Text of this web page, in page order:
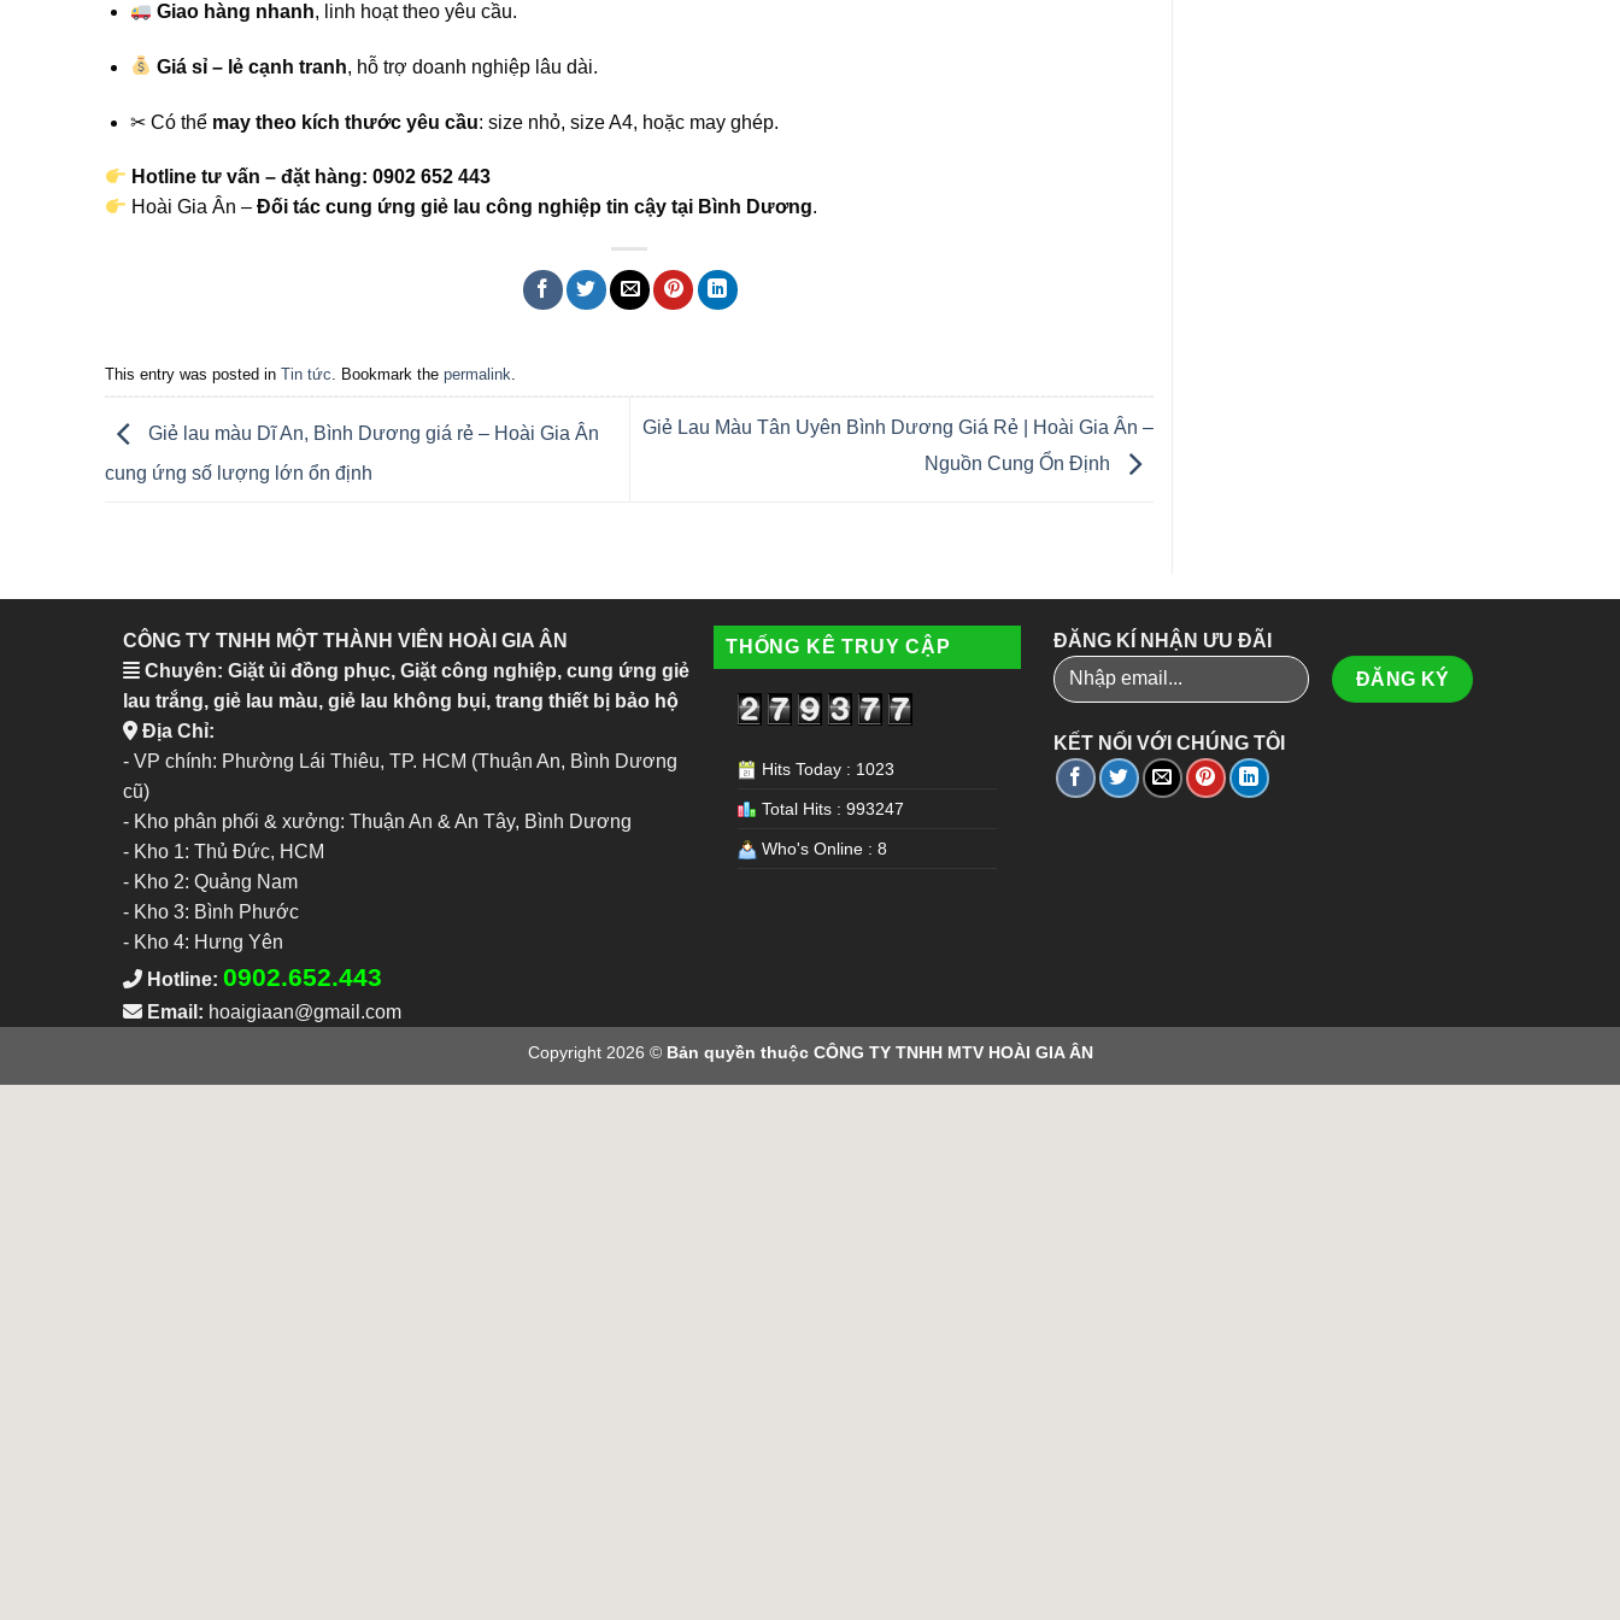
Giao hàng nhanh, linh hoạt theo yêu cầu.
Giá sỉ – lẻ cạnh tranh, hỗ trợ doanh nghiệp lâu dài.
✂ Có thể may theo kích thước yêu cầu: size nhỏ, size A4, hoặc may ghép.
Hotline tư vấn – đặt hàng: 0902 652 443
Hoài Gia Ân –Đối tác cung ứng giẻ lau công nghiệp tin cậy tại Bình Dương.
This entry was posted in Tin tức . Bookmark the permalink
Giẻ lau màu Dĩ An, Bình Dương giá rẻ – Hoài Gia Ân
cung ứng số lượng lớn ổn định
Giẻ Lau Màu Tân Uyên Bình Dương Giá Rẻ | Hoài Gia Ân –
Nguồn Cung Ổn Định
CÔNG TY TNHH MỘT THÀNH VIÊN HOÀI GIA ÂN
Chuyên: Giặt ủi đồng phục, Giặt công nghiệp, cung ứng giẻ
lau trắng, giẻ lau màu, giẻ lau không bụi, trang thiết bị bảo hộ
Địa Chỉ:
- VP chính: Phường Lái Thiêu, TP. HCM (Thuận An, Bình Dương
cũ)
- Kho phân phối & xưởng: Thuận An & An Tây, Bình Dương
- Kho 1: Thủ Đức, HCM
- Kho 2: Quảng Nam
- Kho 3: Bình Phước
- Kho 4: Hưng Yên
Hotline: 0902.652.443
Email: hoaigiaan@gmail.com
THỐNG KÊ TRUY CẬP
Hits Today : 1023
Total Hits : 993247
Who's Online : 8
ĐĂNG KÍ NHẬN ƯU ĐÃI
KẾT NỐI VỚI CHÚNG TÔI
Copyright 2026 © Bản quyền thuộc CÔNG TY TNHH MTV HOÀI GIA ÂN